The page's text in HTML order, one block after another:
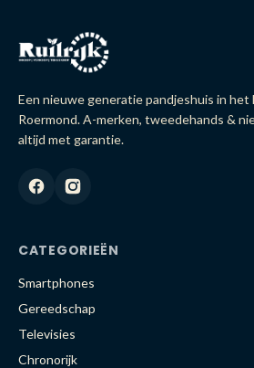
Een nieuwe generatie pandjeshuis in het
Roermond. A-merken, tweedehands &
altijd met garantie.
CATEGORIEËN
Smartphones
Gereedschap
Televisies
Chronorijk